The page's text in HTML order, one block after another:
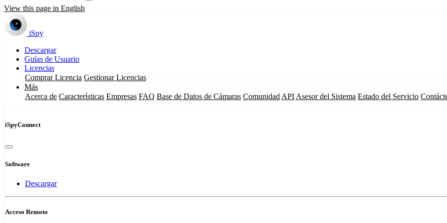
View this page in English
iSpy
Descargar
Guías de Usuario
Licencias
Comprar Licencia Gestionar Licencias
Más
Acerca de Características Empresas FAQ Base de Datos de Cámaras Comunidad API Asesor del Sistema Estado del Servicio
iSpyConnect
Software
Descargar
Acceso Remoto